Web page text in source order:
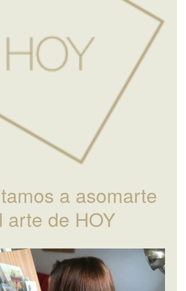
a asomarte
arte de HOY